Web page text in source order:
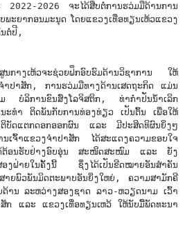
2026 ຈະໄດ້ສືບຕໍ່ການຮວ່ມມືດ້ານການ
ະຍາກອນມະນຸດ ໂດຍແຂວງເທື່ອທຽນເຫ້ວແຂວງ
ຕໍ່ປີ,
ກາງເຫ້ວຈະຊ່ວຍຝຶກອົບຮົມດ້ານວິຊາການ ໃຫ້
າປາສັກ, ການຮວ່ມມືທາງດ້ານເສດຖະກິດ ແມ່ນ
ຄົມ ບໍລິການຂົນສົ່ງໂລຈິສຕິກ, ທ່າກ່ຳປັ່ນນ້ຳເລິກ
ະທຳ ຕິດພັນກັບການທ່ອງທ່ຽວ ເປັນຕົ້ນ ເພື່ອໃຫ້
ບັດແຕກດອກອອກຜົນ ແລະ ມີປະສິດທິຜົນຍິ່ງໆ
ແຂວງຈຳປາສັກ ໄດ້ສະແດງຄວາມຂອບໃຈ
ຕ້ອນຮັບຢ່າງອົບອຸ່ນ ສະໜິດສະໜົມ ແລະ ຍັງ
ສອງຝ່າຍໃນຄັ້ງນີ້ ຊຶ່ງໄດ້ເປັນຂີດໝາຍອັນສຳຄັນ
າຍພົວພັນມິດຕະພາບອັນຍິ່ງໃຫຍ່, ຄວາມສາມັກຄີ
ານ ລະຫວ່າງສອງຊາດ ລາວ-ຫວຽດນາມ ເວົ້າ
ກ ແລະ ແຂວງເທື່ອທຽນເຫວ້ ໃຫ້ນັບມື້ພັດທະນາ